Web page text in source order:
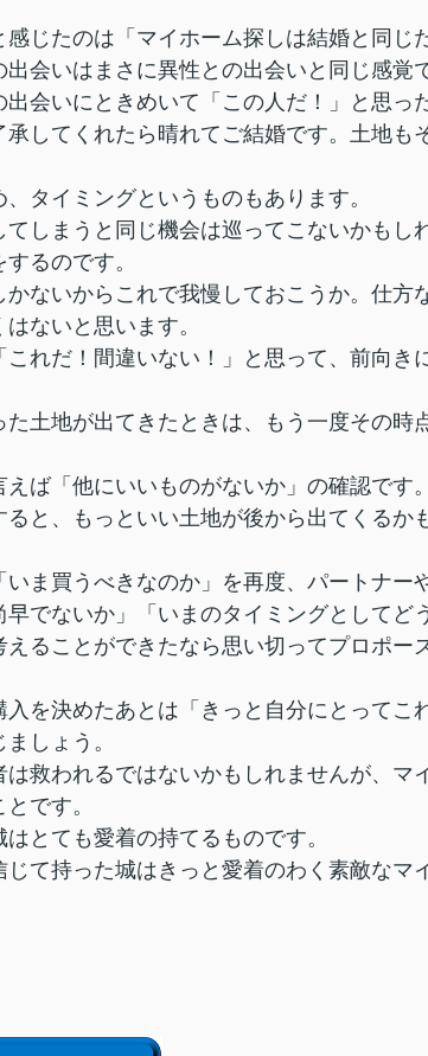
感じたのは「マイホーム探しは結婚と同じ
出会いはまさに異性との出会いと同じ感覚
出会いにときめいて「この人だ！」と思っ
承してくれたら晴れてご結婚です。土地も
、タイミングというものもあります。
てしまうと同じ機会は巡ってこないかもし
るのです。
かないからこれで我慢しておこうか。仕
はないと思います。
これだ！間違いない！」と思って、前向き
た土地が出てきたときは、もう一度その時
えば「他にいいものがないか」の確認です。
ると、もっといい土地が後から出てくるか
いま買うべきなのか」を再度、パートナー
早でないか」「いまのタイミングとして
えることができたなら思い切ってプロポー
入を決めたあとは「きっと自分にとってこ
しょう。
は救われるではないかもしれませんが、マ
です。
はとても愛着の持てるものです。
じて持った城はきっと愛着のわく素敵なマ